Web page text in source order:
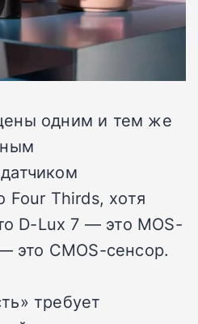
одним и тем же
Four Thirds, хотя
D-Lux 7 — это MOS-
это CMOS-сенсор.
требует